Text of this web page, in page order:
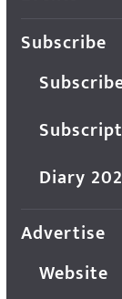
Subscribe
Diary
Advertise
Website